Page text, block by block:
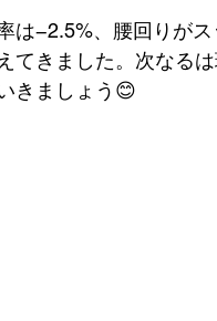
は−2.5%、腰回りが
てきました。次なる
きましょう😊